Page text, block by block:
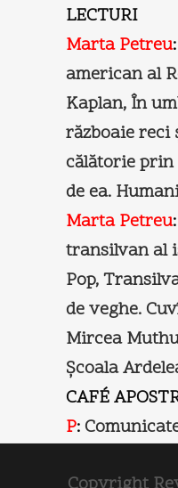
LECTURI
Marta Petreu:
american al
Kaplan, În
războaie reci
călătorie prin
de ea.
Marta Petreu:
transilvan al
Pop,
de veghe.
Mircea
Şcoala
CAFÉ
P: